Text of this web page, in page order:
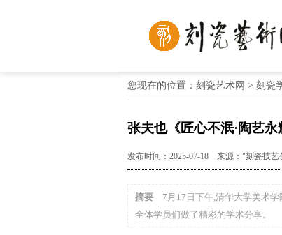
您现在的位置：刻瓷艺术网 > 刻瓷
张夫也《匠心不泯·陶艺永
发布时间：2025-07-18 来源："刻瓷技
摘要 7月17日下午,清华大学美术学
全体学员们做了精彩的学术分享。